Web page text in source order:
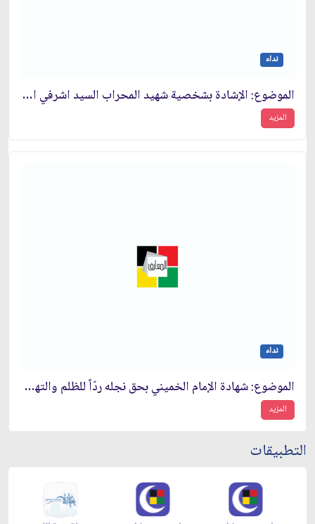
نداء
الموضوع: الإشادة بشخصية شهيد المحراب السيد اشرفي اصفهاني1
المزيد
نداء
الموضوع: شهادة الإمام الخميني بحق نجله ردّاً للظلم والتهم التي توجه إليه‏
المزيد
التطبيقات